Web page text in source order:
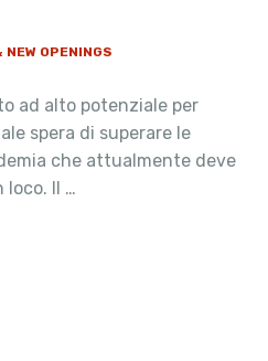
OPENINGS
ad alto potenziale per
spera di superare le
che attualmente deve
loco. Il …